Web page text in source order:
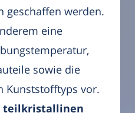
geschaffen werden.
eine
sowie die
Kunststofftyps vor.
teilkristallinen